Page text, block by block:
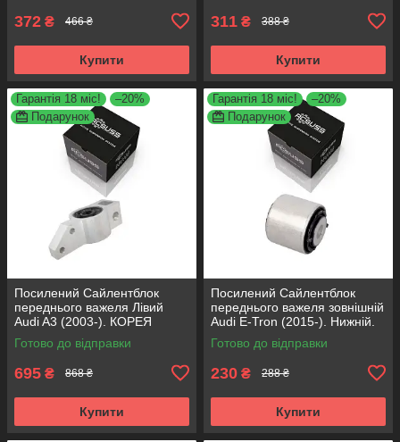
372 ₴ 466 ₴
Купити
311 ₴ 388 ₴
Купити
Гарантія 18 міс!
–20%
Подарунок
Посилений Сайлентблок
переднього важеля Лівий
Audi A3 (2003-). КОРЕЯ
Acsuss! 34762 , JBU691 ,
VKDS331004
Готово до відправки
695 ₴ 868 ₴
Купити
Гарантія 18 міс!
–20%
Подарунок
Посилений Сайлентблок
переднього важеля зовнішній
Audi E-Tron (2015-). Нижній.
КОРЕЯ Acsuss! FE175192 ,
VKDS331087
Готово до відправки
230 ₴ 288 ₴
Купити